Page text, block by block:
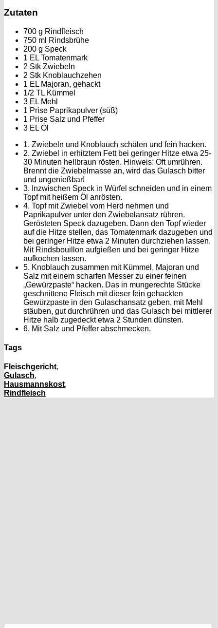
Zutaten
700 g Rindfleisch
750 ml Rindsbrühe
200 g Speck
1 EL Tomatenmark
2 Stk Zwiebeln
2 Stk Knoblauchzehen
1 EL Majoran, gehackt
1/2 TL Kümmel
3 EL Mehl
1 Prise Paprikapulver (süß)
1 Prise Salz und Pfeffer
3 EL Öl
1. Zwiebeln und Knoblauch schälen und fein hacken.
2. Zwiebel in erhitztem Fett bei geringer Hitze etwa 25-
30 Minuten hellbraun rösten. Hinweis: Oft umrühren.
Brennt die Zwiebelmasse an, wird das Gulasch bitter
und ungenießbar!
3. Inzwischen Speck in Würfel schneiden und in einem
Topf mit heißem Öl anrösten.
4. Topf mit Zwiebel vom Herd nehmen und
Paprikapulver unter den Zwiebelansatz rühren.
Gerösteten Speck dazugeben. Dann den Topf wieder
auf die Hitze stellen, das Tomatenmark dazugeben und
bei geringer Hitze etwa 2 Minuten durchziehen lassen.
Mit Rindsbouillon aufgießen und bei geringer Hitze
aufkochen lassen.
5. Knoblauch zusammen mit Kümmel, Majoran und
Salz mit einem scharfen Messer zu einer feinen
„Gewürzpaste“ hacken. Das in mungerechte Stücke
geschnittene Fleisch mit dieser fein gehackten
Gewürzpaste in den Gulaschansatz geben, mit Mehl
stäuben, gut durchrühren und das Gulasch bei mittlerer
Hitze halb zugedeckt etwa 2 Stunden dünsten.
6. Mit Salz und Pfeffer abschmecken.
Tags
Fleischgericht,
Gulasch,
Hausmannskost,
Rindfleisch